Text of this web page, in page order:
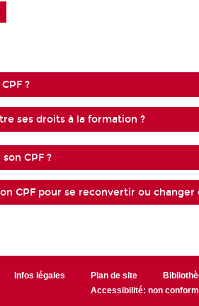
?
ses droits à la formation ?
CPF ?
CPF pour se reconvertir ou changer
Infos légales Plan de site
Accessibilité: non